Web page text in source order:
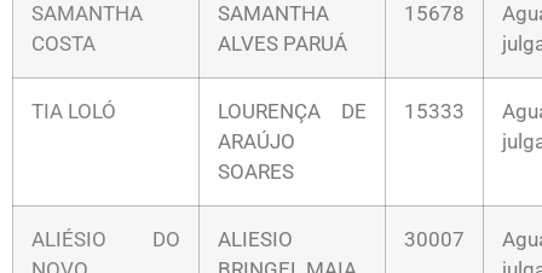
SAMANTHA
COSTA
SAMANTHA
ALVES PARUÁ
15678
TIA LOLÓ
LOURENÇA DE
ARAÚJO
SOARES
15333
ALIÉSIO DO
ALIESIO
30007